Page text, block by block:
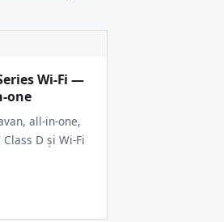
Wi-Fi —
one
all-in-one,
D și Wi-Fi